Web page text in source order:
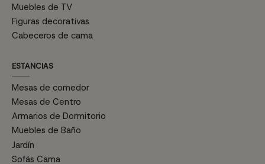
Muebles de TV
Figuras decorativas
Cabeceros de cama
ESTANCIAS
Mesas de comedor
Mesas de Centro
Armarios de Dormitorio
Muebles de Baño
Jardín
Sofás Cama